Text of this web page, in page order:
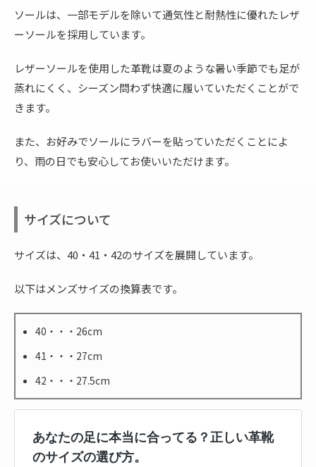
ソールは、一部モデルを除いて通気性と耐熱性に優れたレザ
ーソールを採用しています。
レザーソールを使用した革靴は夏のような暑い季節でも足が
蒸れにくく、シーズン問わず快適に履いていただくことがで
きます。
また、お好みでソールにラバーを貼っていただくことによ
り、雨の日でも安心してお使いいただけます。
サイズについて
サイズは、40・41・42のサイズを展開しています。
以下はメンズサイズの換算表です。
40・・・26cm
41・・・27cm
42・・・27.5cm